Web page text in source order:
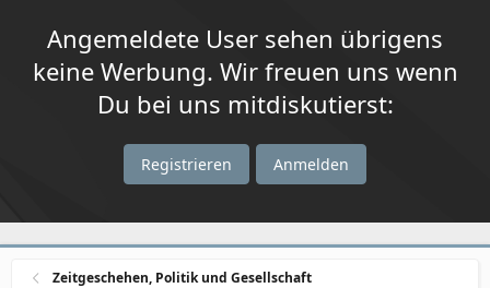
Angemeldete User sehen übrigens
keine Werbung. Wir freuen uns wenn
Du bei uns mitdiskutierst:
Registrieren Anmelden
Zeitgeschehen, Politik und Gesellschaft